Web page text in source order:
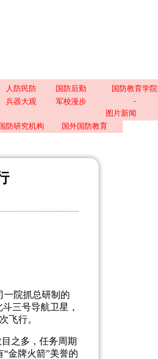
人防民防 国防后勤
国防教育学院
兵器大观 军校漫步
-
图片新闻
国防研究机构 国外国防教育
院抓总研制的
三号导航卫星，
飞行。
之多，任务周期
金牌火箭”美誉的